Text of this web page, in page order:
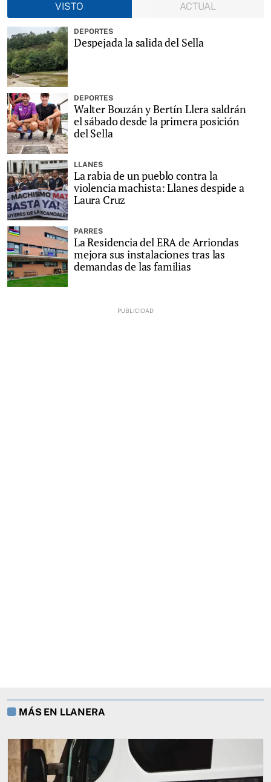
VISTO
ACTUAL
DEPORTES
Despejada la salida del Sella
DEPORTES
Walter Bouzán y Bertín Llera saldrán
el sábado desde la primera posición
del Sella
LLANES
La rabia de un pueblo contra la
violencia machista: Llanes despide a
Laura Cruz
PARRES
La Residencia del ERA de Arriondas
mejora sus instalaciones tras las
demandas de las familias
MÁS EN LLANERA